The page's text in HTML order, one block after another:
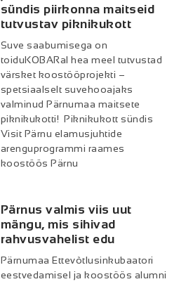
sündis piirkonna maitseid
tutvustav piknikukott
Suve saabumisega on
toiduKOBARal hea meel tutvustad
värsket koostööprojekti –
spetsiaalselt suvehooajaks
valminud Pärnumaa maitsete
piknikukotti! Piknikukott sündis
Visit Pärnu elamusjuhtide
arenguprogrammi raames
koostöös Pärnu
Pärnus valmis viis uut
mängu, mis sihivad
rahvusvahelist edu
Pärnumaa Ettevõtlusinkubaatori
eestvedamisel ja koostöös alumni